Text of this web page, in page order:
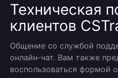
Техническая
клиентов
Общение со службой
онлайн-чат. Вам также
воспользоваться формой